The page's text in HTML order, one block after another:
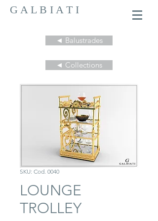
G A L B I A T I
◄ Balustrades
◄ Collections
SKU: Cod. 0040
LOUNGE
TROLLEY